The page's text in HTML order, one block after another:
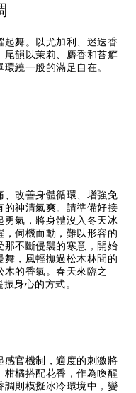
起舞。以尤加利、迷迭香
尾韻以茉莉、麝香和苔癬
繞一般的滿足自在。
、改善身體循環、增強免
的神清氣爽。請準備好接
氣，將身體沒入冬天冰
伺機而動，難以形容的
那不斷侵襲的寒意，開始
，風輕撫過松木林間的
的香氣。春天來臨之
身心的方式。
感官機制，適度的刺激將
橘搭配花香，作為喚醒
調則模擬冰冷環境中，變